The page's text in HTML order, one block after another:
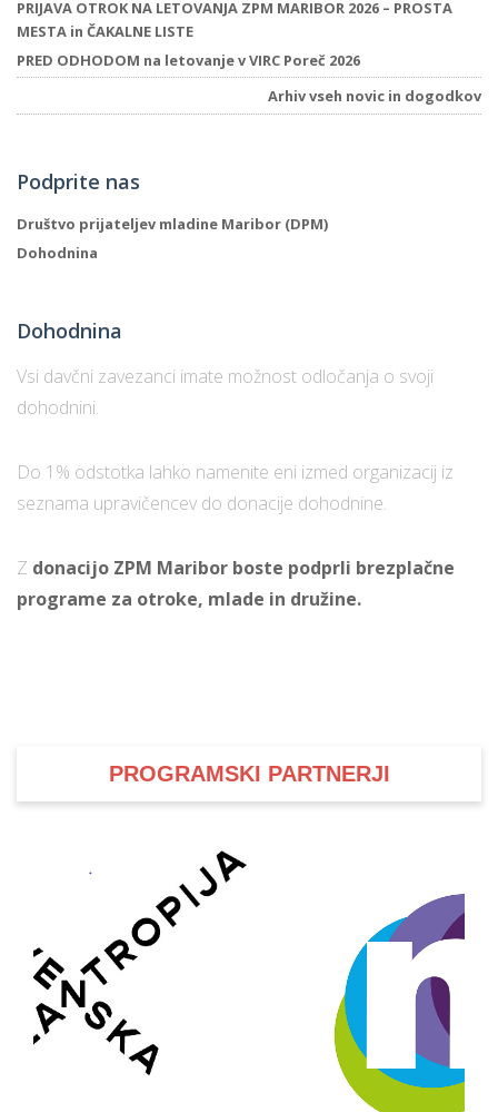
PRIJAVA OTROK NA LETOVANJA ZPM MARIBOR 2026 – PROSTA
MESTA in ČAKALNE LISTE
PRED ODHODOM na letovanje v VIRC Poreč 2026
Arhiv vseh novic in dogodkov
Podprite nas
Društvo prijateljev mladine Maribor (DPM)
Dohodnina
Dohodnina
Vsi davčni zavezanci imate možnost odločanja o svoji
dohodnini.
Do 1% odstotka lahko namenite eni izmed organizacij iz
seznama upravičencev do donacije dohodnine.
Z donacijo ZPM Maribor boste podprli brezplačne
programe za otroke, mlade in družine.
PROGRAMSKI PARTNERJI